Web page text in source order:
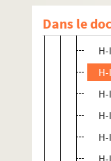
Dans le
H-
H-
H-
H-
H-
H-